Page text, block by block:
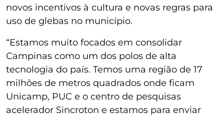
novos incentivos à cultura e novas regras para
uso de glebas no município.
“Estamos muito focados em consolidar
Campinas como um dos polos de alta
tecnologia do país. Temos uma região de 17
milhões de metros quadrados onde ficam
Unicamp, PUC e o centro de pesquisas
acelerador Sincroton e estamos para enviar